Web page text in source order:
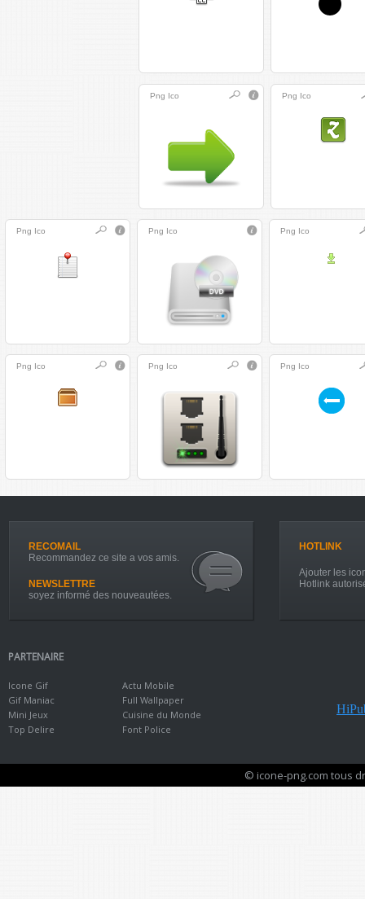
Png Ico Png Ico
Png Ico Png Ico Png Ico
Png Ico Png Ico Png Ico
RECOMAIL
Recommandez ce site a vos amis.
NEWSLETTRE
soyez informé des nouveautées.
HOTLINK
Ajouter les
Hotlink
PARTENAIRE
Icone Gif
Gif Maniac
Mini Jeux
Top Delire
Actu Mobile
Full Wallpaper
Cuisine du Monde
Font Police
© icone-png.com tous